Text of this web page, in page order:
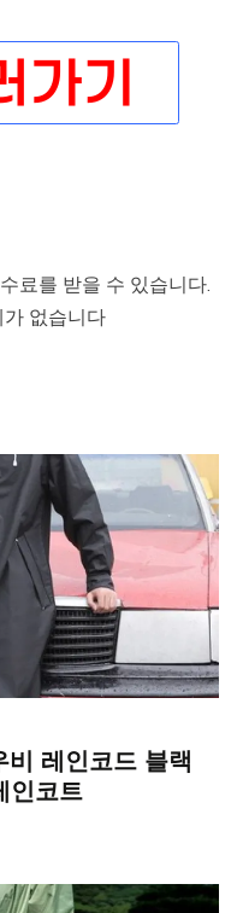
료를 받을 수 있습니다.
없습니다
레인코드 블랙
인코트